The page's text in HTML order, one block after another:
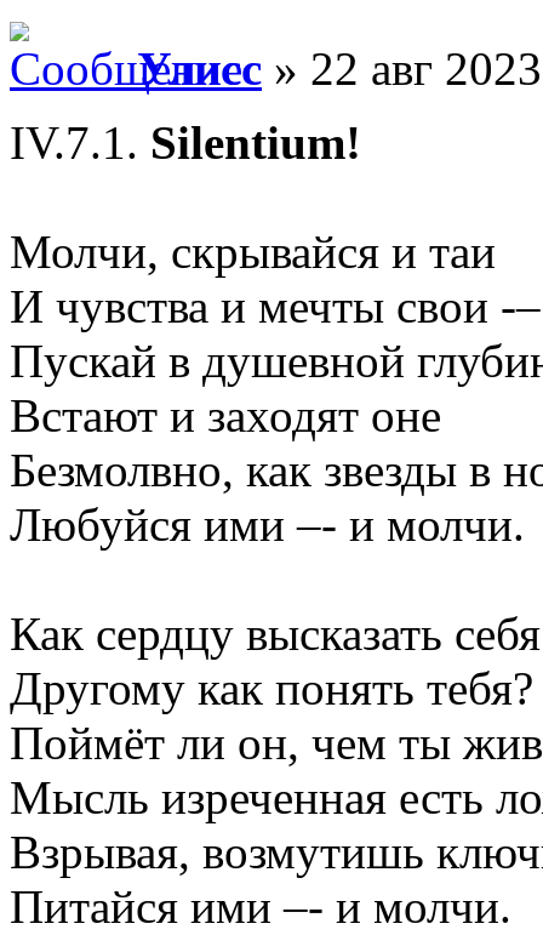
Улисс » 22 авг
IV.7.1. Silentium!
Молчи, скрывайся и таи
И чувства и мечты свои -–
Пускай в душевной
Встают и заходят оне
Безмолвно, как звезды в
Любуйся ими –- и молчи.
Как сердцу высказать
Другому как понять тебя?
Поймёт ли он, чем ты
Мысль изреченная есть
Взрывая, возмутишь
Питайся ими –- и молчи.